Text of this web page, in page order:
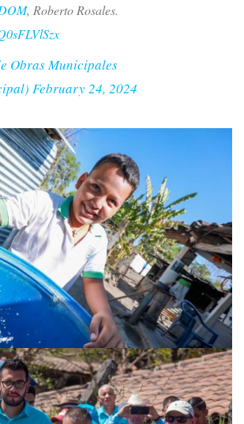
, Roberto Rosales.
Obras Municipales
February 24, 2024